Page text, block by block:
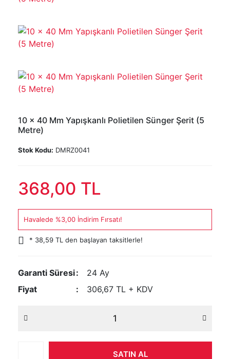
10 x 40 Mm Yapışkanlı Polietilen Sünger Şerit (5
Metre)
Stok Kodu: DMRZ0041
368,00 TL
Havalede %3,00 İndirim Fırsatı!
* 38,59 TL den başlayan taksitlerle!
Garanti Süresi
24 Ay
Fiyat
306,67 TL + KDV
SATIN AL